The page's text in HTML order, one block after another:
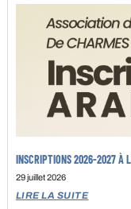
INSCRIPTIONS 2026-2027 À
29 juillet 2026
LIRE LA SUITE